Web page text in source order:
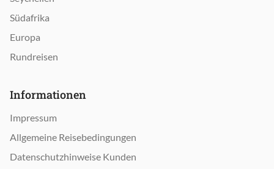
Südafrika
Europa
Rundreisen
Informationen
Impressum
Allgemeine Reisebedingungen
Datenschutzhinweise Kunden